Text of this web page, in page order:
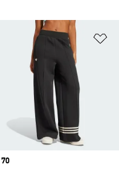
a la lista de deseos